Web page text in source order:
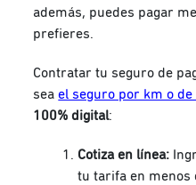
además, puedes pagar
prefieres.
Contratar tu seguro de
seael seguro por km o
100% digital:
Cotiza en línea:
tu tarifa en menos